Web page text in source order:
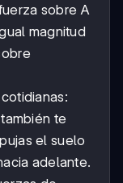
sobre A
magnitud
te
el suelo
adelante.